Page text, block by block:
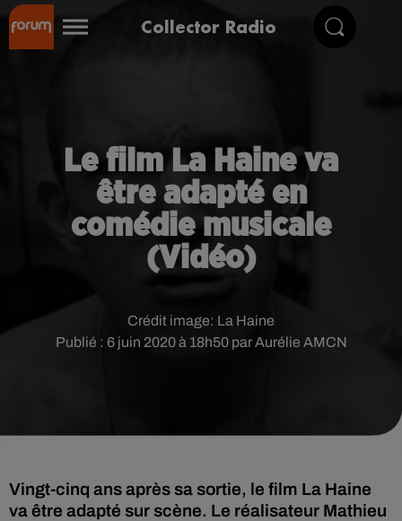
Collector Radio
Le film La Haine va
être adapté en
comédie musicale
(Vidéo)
Publié : 6 juin 2020 à 18h50 par Aurélie AMCN
Crédit image: La Haine
Vingt-cinq ans après sa sortie, le film La Haine
va être adapté sur scène. Le réalisateur Mathieu